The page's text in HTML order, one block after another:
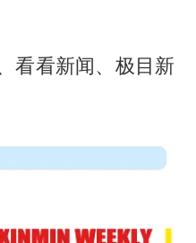
看看新闻、极目新